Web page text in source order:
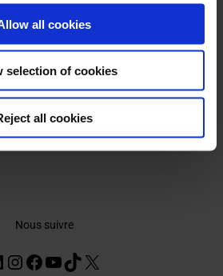
all cookies
selection of cookies
all cookies
Nous suivre
Instagram
Facebook
YouTube
TikTok
X